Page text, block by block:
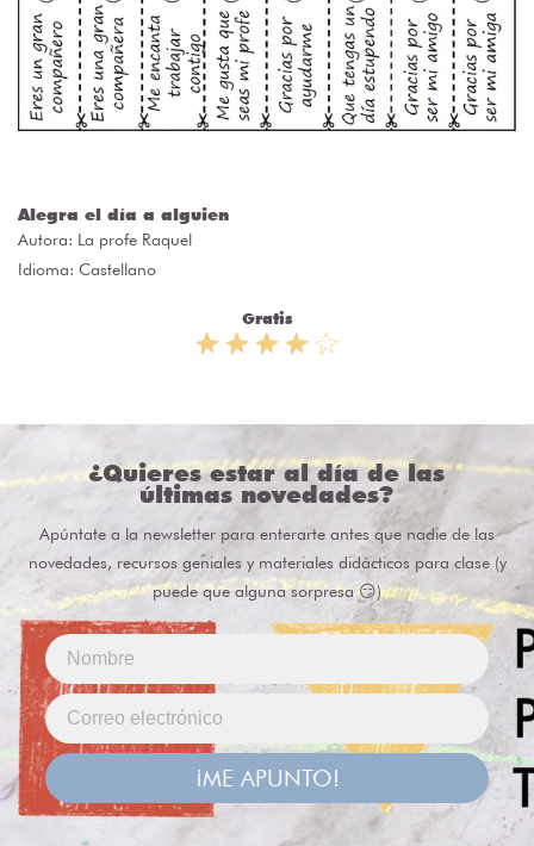
Alegra el día a alguien
Autora: La profe Raquel
Idioma: Castellano
Gratis
¿Quieres estar al día de las
últimas novedades?
Apúntate a la newsletter para enterarte antes que nadie de las
novedades, recursos geniales y materiales didácticos para clase (y
puede que alguna sorpresa 😏)
¡ME APUNTO!